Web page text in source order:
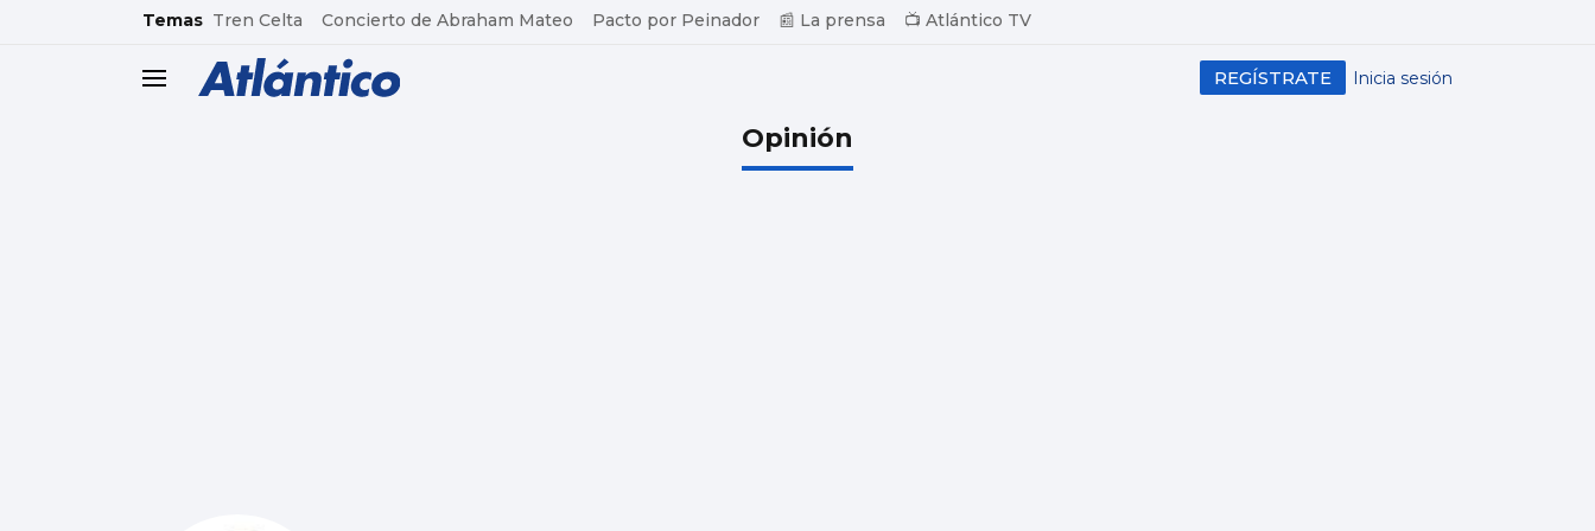
common.go-to-content
Temas Tren Celta Concierto de Abraham Mateo Pacto por Peinador 📰 La prensa 📺 Atlántico TV
header.menu.open Inicia sesión
REGÍSTRATE
Opinión